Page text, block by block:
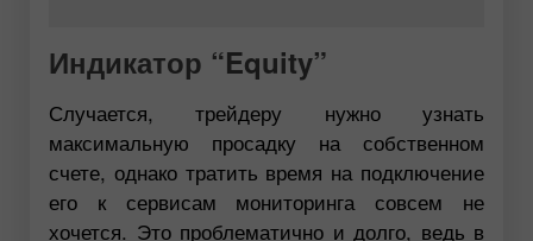
Индикатор “Equity”
Случается, трейдеру нужно узнать
максимальную просадку на собственном
счете, однако тратить время на подключение
его к сервисам мониторинга совсем не
хочется. Это проблематично и долго, ведь в